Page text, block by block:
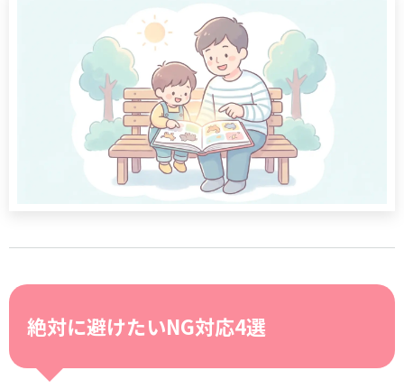
絶対に避けたいNG対応4選